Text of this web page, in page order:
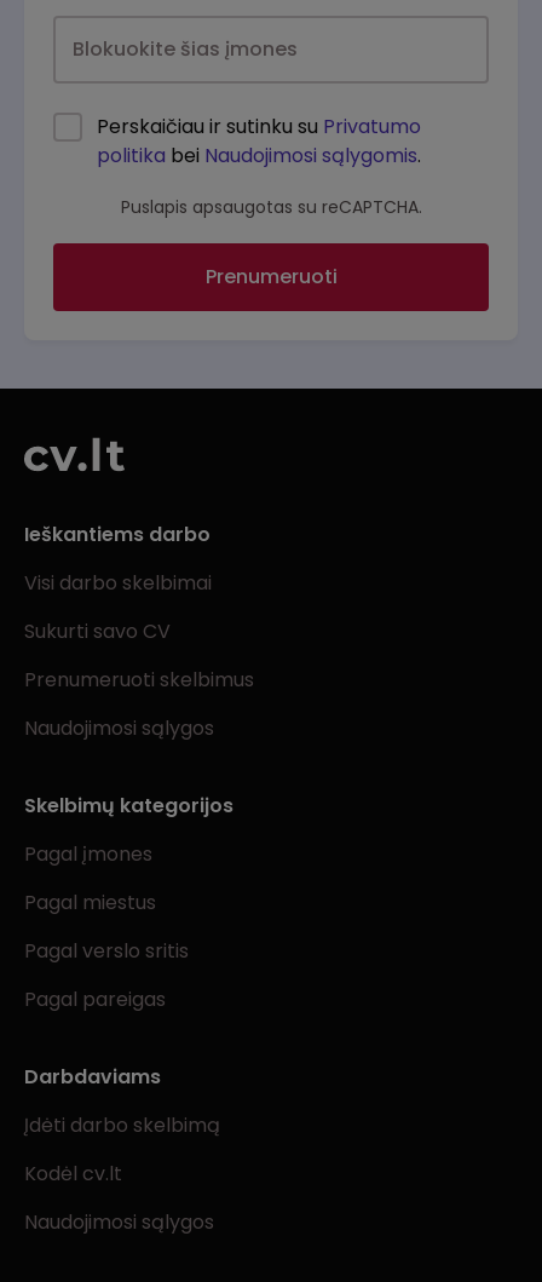
Perskaičiau ir sutinku su Privatumo
politika bei Naudojimosi sąlygomis.
Puslapis apsaugotas su reCAPTCHA.
Prenumeruoti
Ieškantiems darbo
Visi darbo skelbimai
Sukurti savo CV
Prenumeruoti skelbimus
Naudojimosi sąlygos
Skelbimų kategorijos
Pagal įmones
Pagal miestus
Pagal verslo sritis
Pagal pareigas
Darbdaviams
Įdėti darbo skelbimą
Kodėl cv.lt
Naudojimosi sąlygos